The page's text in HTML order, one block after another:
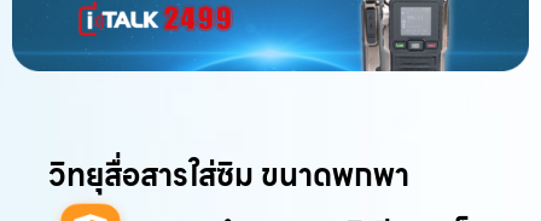
วิทยุสื่อสารใส่ซิม ขนาดพกพา